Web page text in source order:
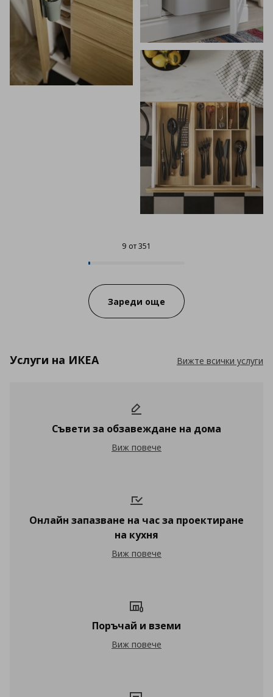
9 от 351
Progress:
Зареди още
Услуги на ИКЕА Вижте всички услуги
Съвети за обзавеждане на дома
Съвети за обзавеждане на дома
Виж повече
Онлайн запазване на час за проектиране
на кухня
Онлайн запазване на час за
Виж повече
Поръчай и вземи
Поръчай и вземи
Виж повече